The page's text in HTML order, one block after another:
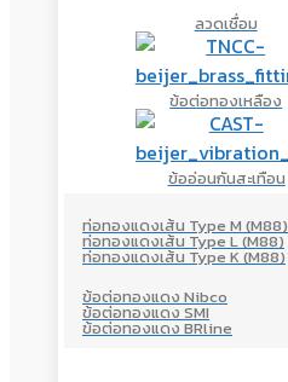
ลวดเชื่อม
ข้อต่อทองเหลือง
ข้ออ่อนกันสะเทือน
ท่อทองแดงเส้น Type M (M88)
ท่อทองแดงเส้น Type L (M88)
ท่อทองแดงเส้น Type K (M88)
ข้อต่อทองแดง Nibco
ข้อต่อทองแดง SMI
ข้อต่อทองแดง BRline